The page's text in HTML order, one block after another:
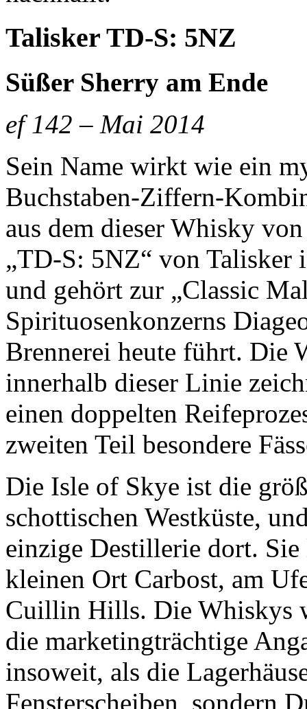
Talisker TD-S: 5NZ
Süßer Sherry am Ende
ef 142 – Mai 2014
Sein Name wirkt wie ein
Buchstaben-Ziffern-
aus dem dieser Whisky
„TD-S: 5NZ“ von Talisker
und gehört zur „Classic
Spirituosenkonzerns
Brennerei heute führt. Die
innerhalb dieser Linie
einen doppelten
zweiten Teil besondere
Die Isle of Skye ist die
schottischen Westküste,
einzige Destillerie dort.
kleinen Ort Carbost, am
Cuillin Hills. Die Whiskys
die marketingträchtige
insoweit, als die
Fensterscheiben, sondern